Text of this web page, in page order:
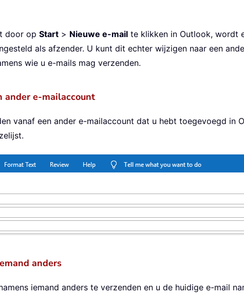
door op Start > Nieuwe e-mail te klikken in Outlook, wordt
als afzender. U kunt dit echter wijzigen naar een
wie u e-mails mag verzenden.
ander e-mailaccount
vanaf een ander e-mailaccount dat u hebt toegevoegd in
anders
iemand anders te verzenden en u de huidige e-mail